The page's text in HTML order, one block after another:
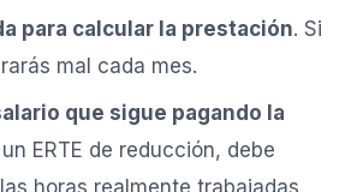
para calcular la prestación. Si
mal cada mes.
que sigue pagando la
un ERTE de reducción, debe
horas realmente trabajadas.